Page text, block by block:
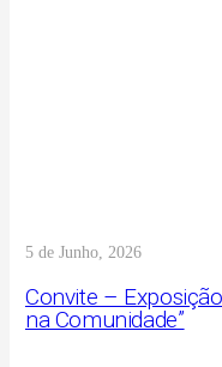
5 de Junho, 2026
Convite –
na Comunidade”